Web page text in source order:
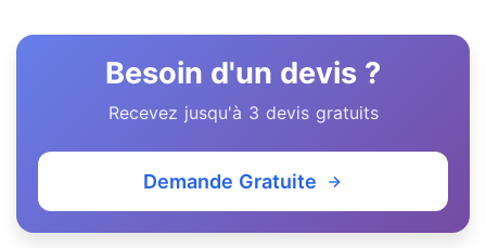
Besoin d'un devis ?
Recevez jusqu'à 3 devis gratuits
Demande Gratuite